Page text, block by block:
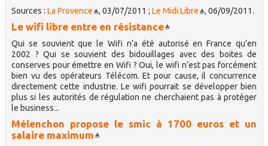
Sources : La Provence , 03/07/2011 ; Le Midi Libre , 06/09/2011.
Le wifi libre entre en résistance
Qui se souvient que le Wifi n’a été autorisé en France qu’en
2002 ? Qui se souvient des bidouillages avec des boites de
conserves pour émettre en Wifi ? Oui, le wifi n’est pas forcément
bien vu des opérateurs Télécom. Et pour cause, il concurrence
directement cette industrie. Le wifi pourrait se développer bien
plus si les autorités de régulation ne cherchaient pas à protéger
le business...
Mélenchon propose le smic à 1700 euros et un
salaire maximum